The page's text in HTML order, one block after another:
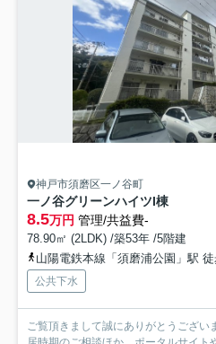
神戸市須磨区一ノ谷町
一ノ谷グリーンハイツI棟
8.5万円 管理/共益費-
78.90㎡ (2LDK) /築53年 /5階建
山陽電鉄本線「須磨浦公園」駅
公共下水
ご覧頂きまして誠にありがとうござい